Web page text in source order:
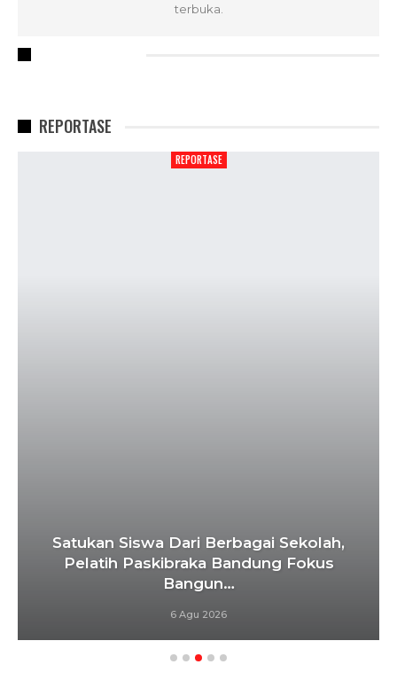
terbuka.
REPORTASE
REPORTASE
Satukan Siswa Dari Berbagai Sekolah,
Pelatih Paskibraka Bandung Fokus
Bangun…
6 Agu 2026